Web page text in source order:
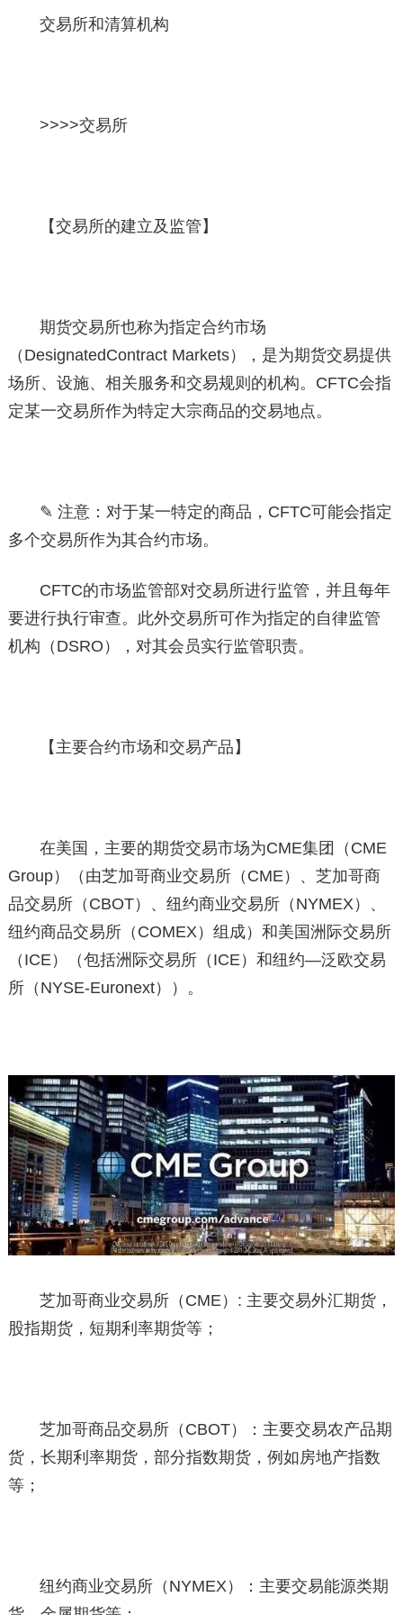
交易所和清算机构
>>>>交易所
【交易所的建立及监管】
期货交易所也称为指定合约市场
（DesignatedContract Markets），是为期货交易提供
场所、设施、相关服务和交易规则的机构。CFTC会指
定某一交易所作为特定大宗商品的交易地点。
✎ 注意：对于某一特定的商品，CFTC可能会指定
多个交易所作为其合约市场。
CFTC的市场监管部对交易所进行监管，并且每年
要进行执行审查。此外交易所可作为指定的自律监管
机构（DSRO），对其会员实行监管职责。
【主要合约市场和交易产品】
在美国，主要的期货交易市场为CME集团（CME
Group）（由芝加哥商业交易所（CME）、芝加哥商
品交易所（CBOT）、纽约商业交易所（NYMEX）、
纽约商品交易所（COMEX）组成）和美国洲际交易所
（ICE）（包括洲际交易所（ICE）和纽约—泛欧交易
所（NYSE-Euronext））。
芝加哥商业交易所（CME）: 主要交易外汇期货，
股指期货，短期利率期货等；
芝加哥商品交易所（CBOT）：主要交易农产品期
货，长期利率期货，部分指数期货，例如房地产指数
等；
纽约商业交易所（NYMEX）：主要交易能源类期